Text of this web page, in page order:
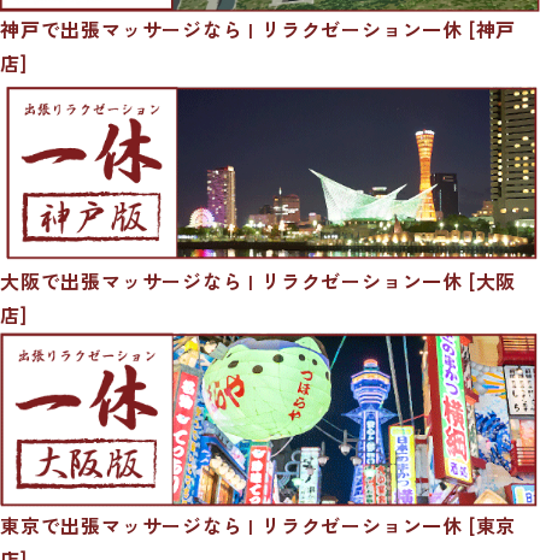
神戸で出張マッサージなら | リラクゼーション一休 [神戸
店]
大阪で出張マッサージなら | リラクゼーション一休 [大阪
店]
東京で出張マッサージなら | リラクゼーション一休 [東京